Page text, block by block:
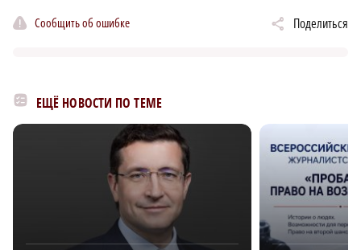
Сообщить об ошибке Поделиться
ЕЩЁ НОВОСТИ ПО ТЕМЕ